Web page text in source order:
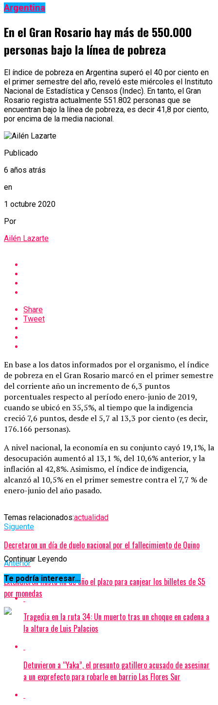
Argentina
En el Gran Rosario hay más de 550.000
personas bajo la línea de pobreza
El índice de pobreza en Argentina superó el 40 por ciento en
el primer semestre del año, reveló este miércoles el Instituto
Nacional de Estadística y Censos (Indec). En tanto, el Gran
Rosario registra actualmente 551.802 personas que se
encuentran bajo la línea de pobreza, es decir 41,8 por ciento,
por encima de la media nacional.
Publicado
6 años atrás
en
1 octubre 2020
Por
Ailén Lazarte
Share
Tweet
En base a los datos informados por el organismo, el índice
de pobreza en el Gran Rosario marcó en el primer semestre
del corriente año un incremento de 6,3 puntos
porcentuales respecto al período enero-junio de 2019,
cuando se ubicó en 35,5%, al tiempo que la indigencia
creció 7,6 puntos, desde el 5,7 al 13,3 por ciento (es decir,
176.166 personas).
A nivel nacional, la economía en su conjunto cayó 19,1%, la
desocupación aumentó al 13,1 %, del 10,6% anterior, y la
inflación al 42,8%. Asimismo, el índice de indigencia,
alcanzó al 10,5% en el primer semestre contra el 7,7 % de
enero-junio del año pasado.
Temas relacionados:actualidad
Siguente
Decretaron un día de duelo nacional por el fallecimiento de Quino
Anterior
Extendieron hasta fin de año el plazo para canjear los billetes de $5
por monedas
Continuar Leyendo
Te podría interesar...
Tragedia en la ruta 34: Un muerto tras un choque en cadena a
la altura de Luis Palacios
Detuvieron a “Yaka”, el presunto gatillero acusado de asesinar
a un exprefecto para robarle en barrio Las Flores Sur